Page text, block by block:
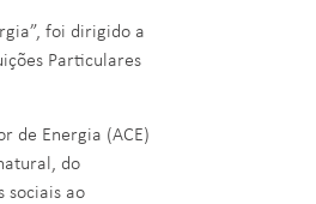
foi dirigido a
Particulares
de Energia (ACE)
do
sociais ao